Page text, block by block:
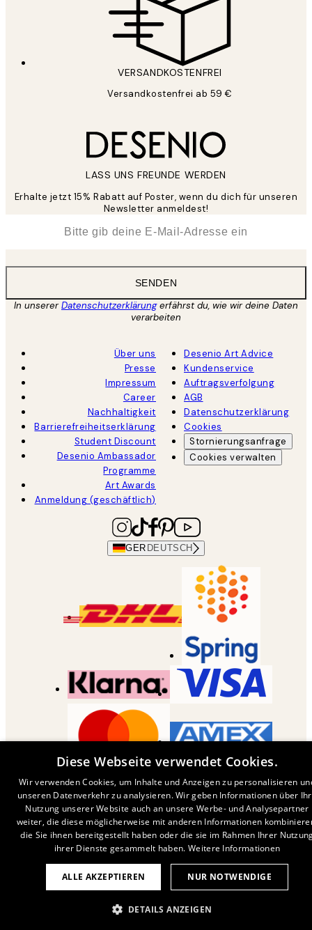
VERSANDKOSTENFREI
Versandkostenfrei ab 59 €
LASS UNS FREUNDE WERDEN
Erhalte jetzt 15% Rabatt auf Poster, wenn du dich für unseren
Newsletter anmeldest!
SENDEN
In unsererDatenschutzerklärungerfährst du, wie wir deine Daten
verarbeiten
Über uns
Presse
Impressum
Career
Nachhaltigkeit
Barrierefreiheitserklärung
Student Discount
Desenio Ambassador
Programme
Art Awards
Anmeldung (geschäftlich)
Desenio Art Advice
Kundenservice
Auftragsverfolgung
AGB
Datenschutzerklärung
Cookies
Stornierungsanfrage
Cookies verwalten
GER DEUTSCH
Diese Webseite verwendet Cookies.
Wir verwenden Cookies, um Inhalte und Anzeigen zu personalisieren
unseren Datenverkehr zu analysieren. Wir geben Informationen über
Nutzung unserer Website auch an unsere Werbe- und Analysepartner
weiter, die diese möglicherweise mit anderen Informationen
die Sie ihnen bereitgestellt haben oder die sie im Rahmen Ihrer
ihrer Dienste gesammelt haben. Weitere Informationen
ALLE AKZEPTIEREN NUR NOTWENDIGE
DETAILS ANZEIGEN